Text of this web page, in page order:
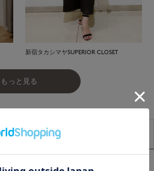
新宿タカシマヤSUPERIOR CLOSET
もっと見る
サイズ詳細